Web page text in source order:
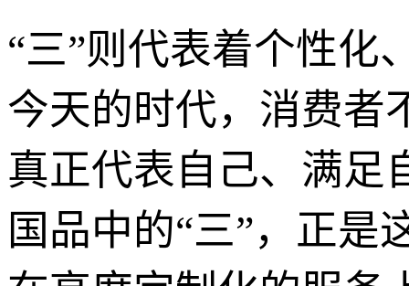
“三”则代表着个性化
今天的时代，消费者
真正代表自己、满足
国品中的“三”，正是